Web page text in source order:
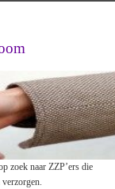
zoek naar ZZP’ers die